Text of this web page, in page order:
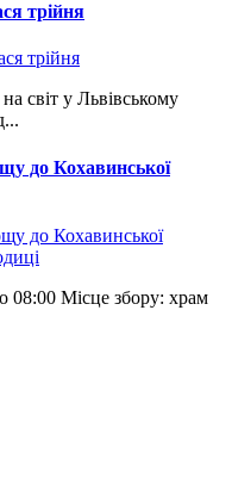
трійня
світ у Львівському
до Кохавинської
08:00 Місце збору: храм